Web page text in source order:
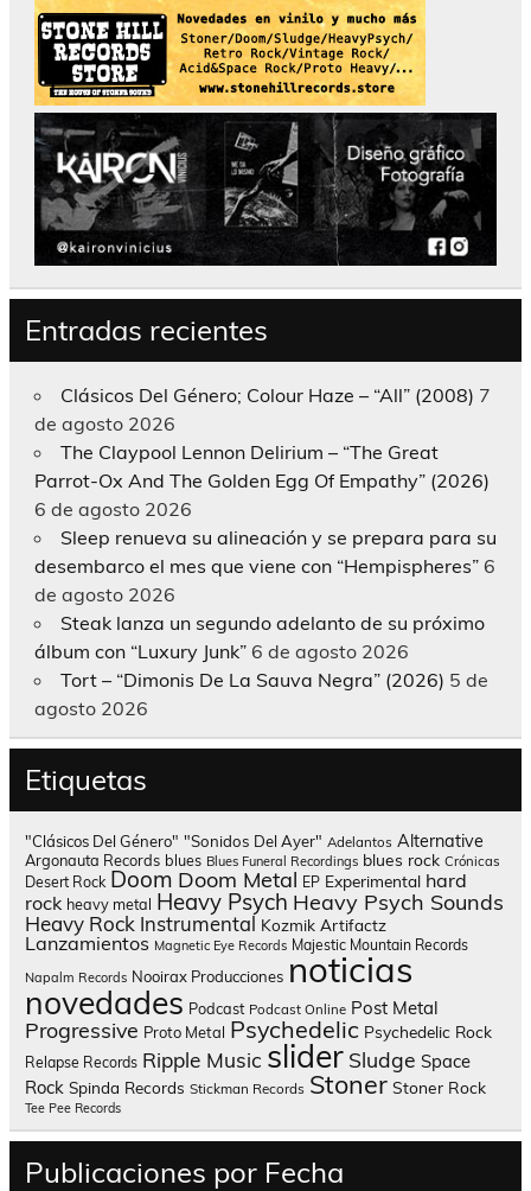
Entradas recientes
Clásicos Del Género; Colour Haze – “All” (2008) 7
de agosto 2026
The Claypool Lennon Delirium – “The Great
Parrot-Ox And The Golden Egg Of Empathy” (2026)
6 de agosto 2026
Sleep renueva su alineación y se prepara para su
desembarco el mes que viene con “Hempispheres” 6
de agosto 2026
Steak lanza un segundo adelanto de su próximo
álbum con “Luxury Junk” 6 de agosto 2026
Tort – “Dimonis De La Sauva Negra” (2026) 5 de
agosto 2026
Etiquetas
"Clásicos Del Género" "Sonidos Del Ayer" Adelantos Alternative
Argonauta Records blues Blues Funeral Recordings blues rock Crónicas
Desert Rock Doom Doom Metal EP Experimental hard
rock heavy metal Heavy Psych Heavy Psych Sounds
Heavy Rock Instrumental Kozmik Artifactz
Lanzamientos Magnetic Eye Records Majestic Mountain Records
Napalm Records Nooirax Producciones noticias
novedades Podcast Podcast Online Post Metal
Progressive Proto Metal Psychedelic Psychedelic Rock
Relapse Records Ripple Music slider Sludge Space
Rock Spinda Records Stickman Records Stoner Stoner Rock
Tee Pee Records
Publicaciones por Fecha